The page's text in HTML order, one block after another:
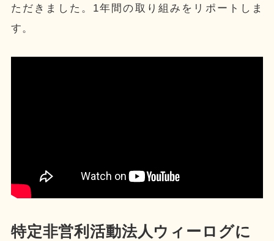
ただきました。1年間の取り組みをリポートしま
す。
特定非営利活動法人ウィーログに